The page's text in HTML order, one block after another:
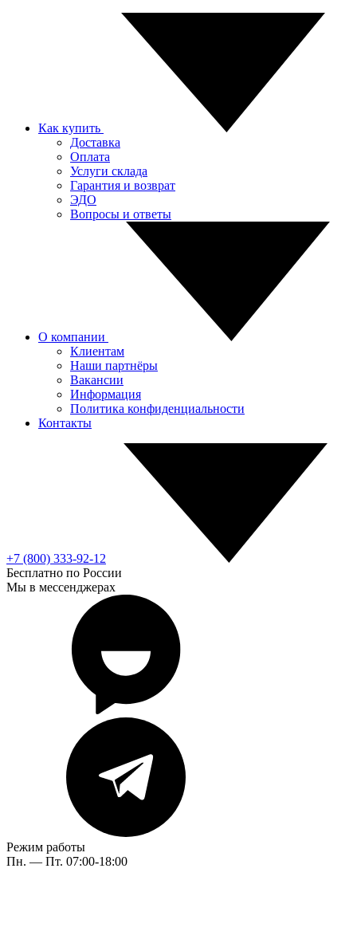
Как купить
Доставка
Оплата
Услуги склада
Гарантия и возврат
ЭДО
Вопросы и ответы
О компании
Клиентам
Наши партнёры
Вакансии
Информация
Политика конфиденциальности
Контакты
+7 (800) 333-92-12
Бесплатно по России
Мы в мессенджерах
Режим работы
Пн. — Пт. 07:00-18:00